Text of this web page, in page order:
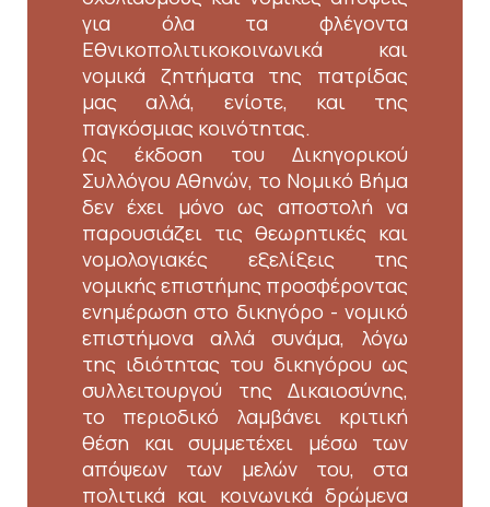
για όλα τα φλέγοντα
Εθνικοπολιτικοκοινωνικά και
νομικά ζητήματα της πατρίδας
μας αλλά, ενίοτε, και της
παγκόσμιας κοινότητας.
Ως έκδοση του Δικηγορικού
Συλλόγου Αθηνών, το Νομικό Βήμα
δεν έχει μόνο ως αποστολή να
παρουσιάζει τις θεωρητικές και
νομολογιακές εξελίξεις της
νομικής επιστήμης προσφέροντας
ενημέρωση στο δικηγόρο - νομικό
επιστήμονα αλλά συνάμα, λόγω
της ιδιότητας του δικηγόρου ως
συλλειτουργού της Δικαιοσύνης,
το περιοδικό λαμβάνει κριτική
θέση και συμμετέχει μέσω των
απόψεων των μελών του, στα
πολιτικά και κοινωνικά δρώμενα